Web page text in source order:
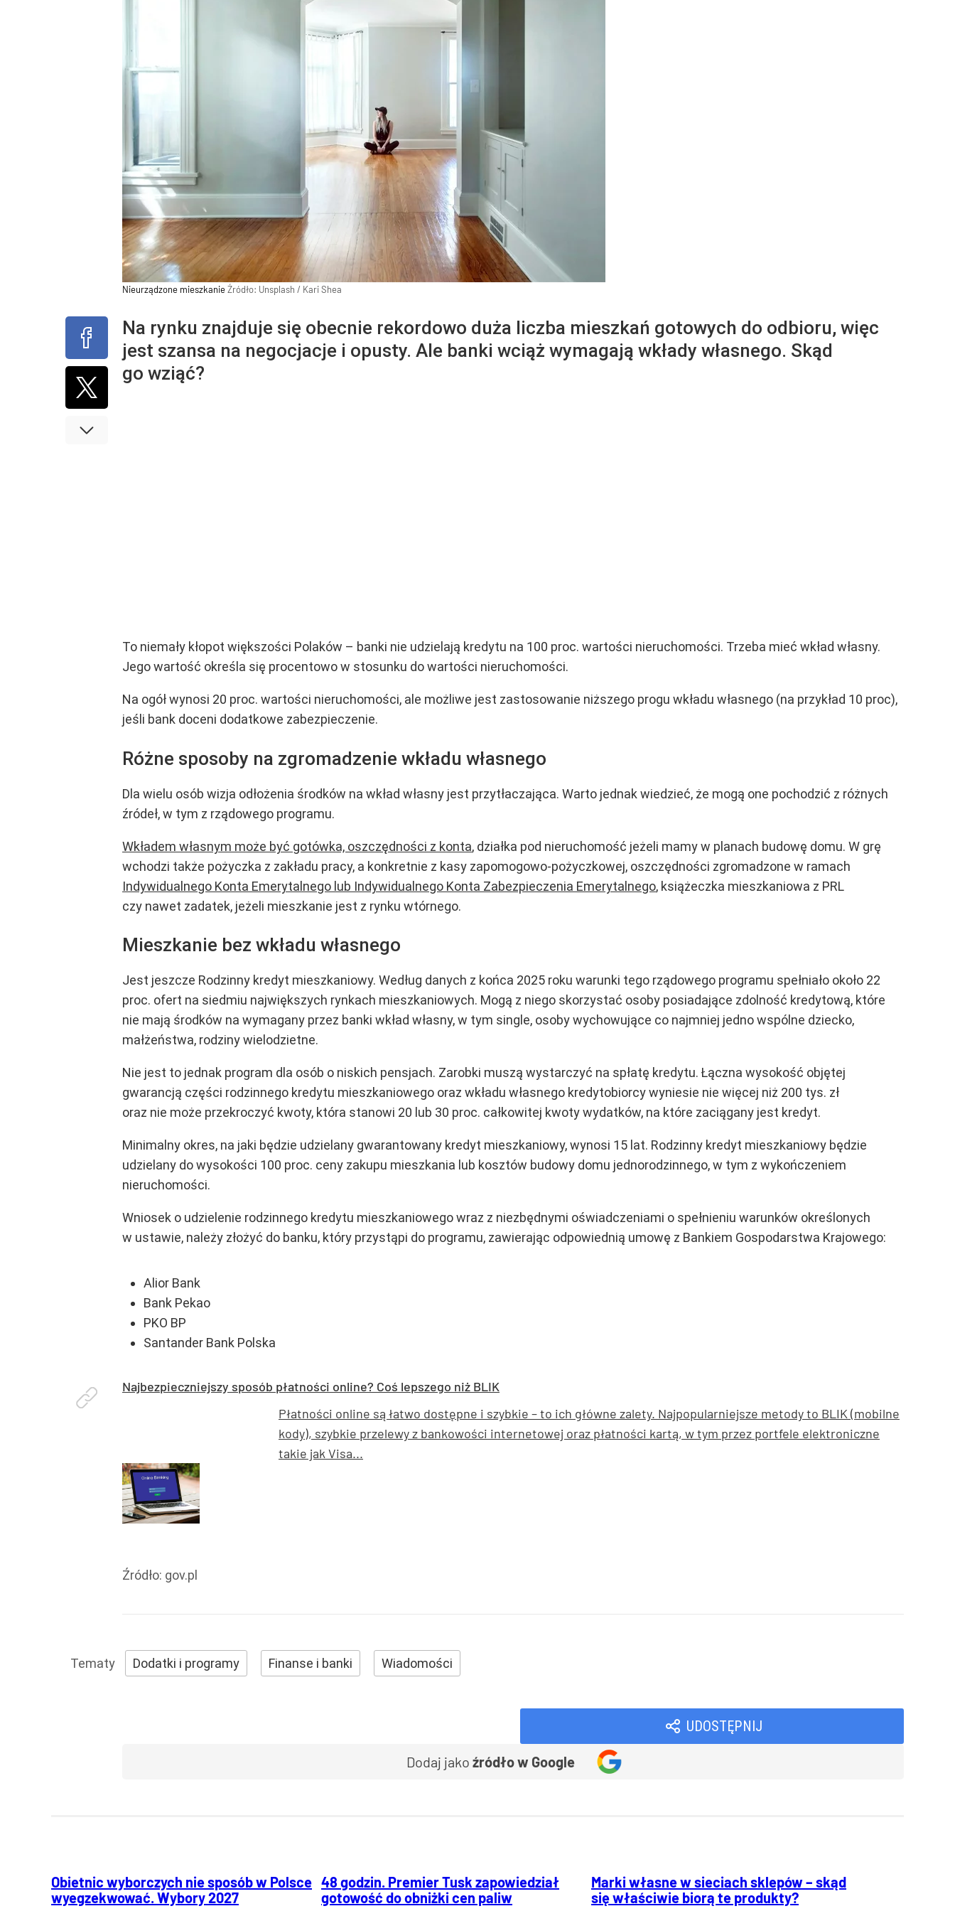
Nieurządzone mieszkanieŹródło: Unsplash / Kari Shea
Na rynku znajduje się obecnie rekordowo duża liczba mieszkań gotowych do odbioru, więc
jest szansa na negocjacje i opusty. Ale banki wciąż wymagają wkłady własnego. Skąd
go wziąć?
To niemały kłopot większości Polaków – banki nie udzielają kredytu na 100 proc. wartości nieruchomości. Trzeba mieć wkład własny.
Jego wartość określa się procentowo w stosunku do wartości nieruchomości.
Na ogół wynosi 20 proc. wartości nieruchomości, ale możliwe jest zastosowanie niższego progu wkładu własnego (na przykład 10 proc),
jeśli bank doceni dodatkowe zabezpieczenie.
Różne sposoby na zgromadzenie wkładu własnego
Dla wielu osób wizja odłożenia środków na wkład własny jest przytłaczająca. Warto jednak wiedzieć, że mogą one pochodzić z różnych
źródeł, w tym z rządowego programu.
Wkładem własnym może być gotówka, oszczędności z konta, działka pod nieruchomość jeżeli mamy w planach budowę domu. W grę
wchodzi także pożyczka z zakładu pracy, a konkretnie z kasy zapomogowo-pożyczkowej, oszczędności zgromadzone w ramach
Indywidualnego Konta Emerytalnego lub Indywidualnego Konta Zabezpieczenia Emerytalnego, książeczka mieszkaniowa z PRL
czy nawet zadatek, jeżeli mieszkanie jest z rynku wtórnego.
Mieszkanie bez wkładu własnego
Jest jeszcze Rodzinny kredyt mieszkaniowy. Według danych z końca 2025 roku warunki tego rządowego programu spełniało około 22
proc. ofert na siedmiu największych rynkach mieszkaniowych. Mogą z niego skorzystać osoby posiadające zdolność kredytową, które
nie mają środków na wymagany przez banki wkład własny, w tym single, osoby wychowujące co najmniej jedno wspólne dziecko,
małżeństwa, rodziny wielodzietne.
Nie jest to jednak program dla osób o niskich pensjach. Zarobki muszą wystarczyć na spłatę kredytu. Łączna wysokość objętej
gwarancją części rodzinnego kredytu mieszkaniowego oraz wkładu własnego kredytobiorcy wyniesie nie więcej niż 200 tys. zł
oraz nie może przekroczyć kwoty, która stanowi 20 lub 30 proc. całkowitej kwoty wydatków, na które zaciągany jest kredyt.
Minimalny okres, na jaki będzie udzielany gwarantowany kredyt mieszkaniowy, wynosi 15 lat. Rodzinny kredyt mieszkaniowy będzie
udzielany do wysokości 100 proc. ceny zakupu mieszkania lub kosztów budowy domu jednorodzinnego, w tym z wykończeniem
nieruchomości.
Wniosek o udzielenie rodzinnego kredytu mieszkaniowego wraz z niezbędnymi oświadczeniami o spełnieniu warunków określonych
w ustawie, należy złożyć do banku, który przystąpi do programu, zawierając odpowiednią umowę z Bankiem Gospodarstwa Krajowego:
Alior Bank
Bank Pekao
PKO BP
Santander Bank Polska
Najbezpieczniejszy sposób płatności online? Coś lepszego niż BLIK
Płatności online są łatwo dostępne i szybkie – to ich główne zalety. Najpopularniejsze metody to BLIK (mobilne
kody), szybkie przelewy z bankowości internetowej oraz płatności kartą, w tym przez portfele elektroniczne
takie jak Visa...
Źródło: gov.pl
Dodatki i programy Finanse i banki Wiadomości
UDOSTĘPNIJ
Dodaj jako źródło w Google
Obietnic wyborczych nie sposób w Polsce
wyegzekwować. Wybory 2027
48 godzin. Premier Tusk zapowiedział
gotowość do obniżki cen paliw
Marki własne w sieciach sklepów – skąd
się właściwie biorą te produkty?